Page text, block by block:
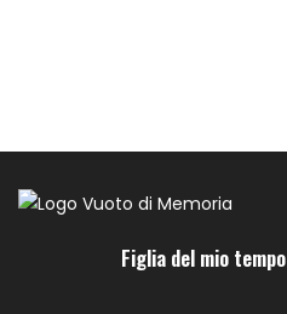
Figlia del mio tempo